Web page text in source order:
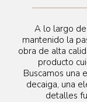
A lo largo
mantenido la
obra de alta
producto
Buscamos una
decaiga, una
detalles